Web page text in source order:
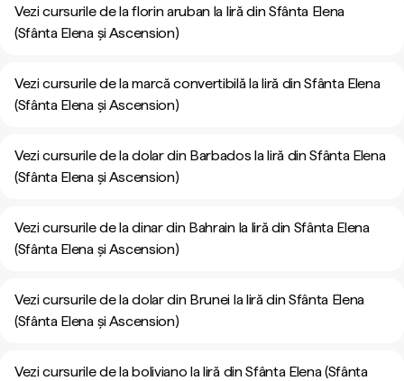
Vezi cursurile de la florin aruban la liră din Sfânta Elena
(Sfânta Elena și Ascension)
Vezi cursurile de la marcă convertibilă la liră din Sfânta Elena
(Sfânta Elena și Ascension)
Vezi cursurile de la dolar din Barbados la liră din Sfânta Elena
(Sfânta Elena și Ascension)
Vezi cursurile de la dinar din Bahrain la liră din Sfânta Elena
(Sfânta Elena și Ascension)
Vezi cursurile de la dolar din Brunei la liră din Sfânta Elena
(Sfânta Elena și Ascension)
Vezi cursurile de la boliviano la liră din Sfânta Elena (Sfânta